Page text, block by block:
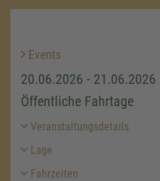
Events
20.06.2026 - 21.06.2026
Öffentliche Fahrtage
Veranstaltungsdetails
Lage
Fahrzeiten